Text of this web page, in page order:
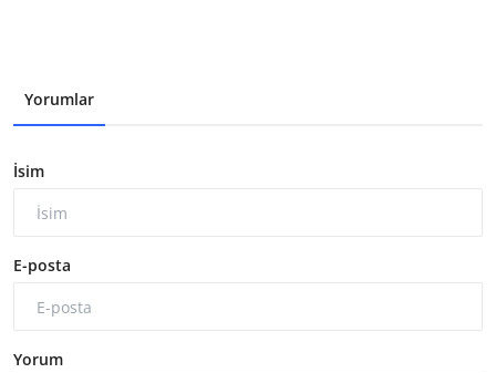
Yorumlar
İsim
E-posta
Yorum